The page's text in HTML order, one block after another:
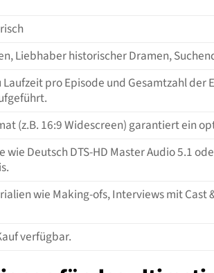
Liebhaber historischer Dramen,
pro Episode und Gesamtzahl
(z.B. 16:9 Widescreen) garantiert ein
Deutsch DTS-HD Master Audio 5.1
wie Making-ofs, Interviews mit Cast
verfügbar.